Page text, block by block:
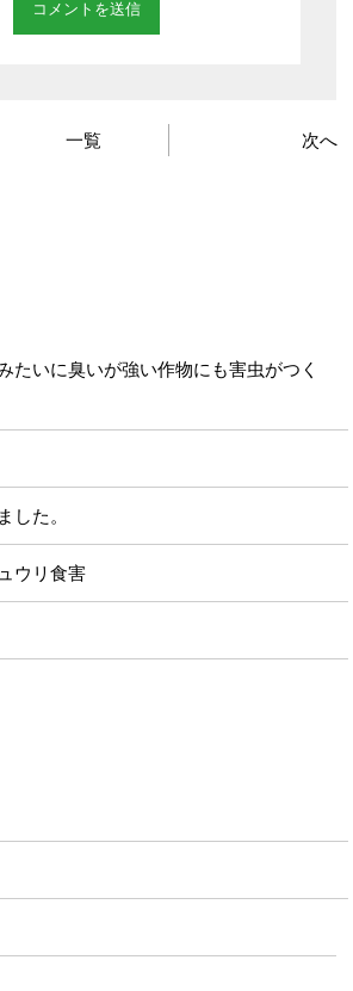
一覧 次へ
たいに臭いが強い作物にも害虫がつく
した。
ウリ食害